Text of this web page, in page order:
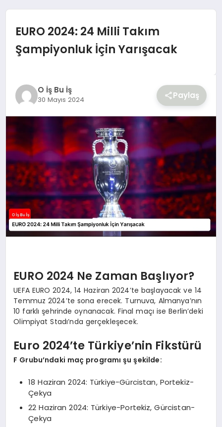
GÜNCEL
SIYASET
YAŞAM
EURO 2024: 24 Milli Takım
Şampiyonluk İçin Yarışacak
O İş Bu İş
30 Mayıs 2024 Paylaş
EURO 2024 Ne Zaman Başlıyor?
UEFA EURO 2024, 14 Haziran 2024’te başlayacak ve 14
Temmuz 2024’te sona erecek. Turnuva, Almanya’nın
10 farklı şehrinde oynanacak. Final maçı ise Berlin’deki
Olimpiyat Stadı’nda gerçekleşecek.
Euro 2024’te Türkiye’nin Fikstürü
F Grubu’ndaki maç programı şu şekilde:
18 Haziran 2024: Türkiye-Gürcistan, Portekiz-
Çekya
22 Haziran 2024: Türkiye-Portekiz, Gürcistan-
Çekya